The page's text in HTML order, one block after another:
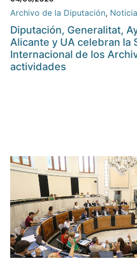
Archivo de la Diputación,
Diputación, Generalitat,
Alicante y UA celebran la
Internacional de los
actividades